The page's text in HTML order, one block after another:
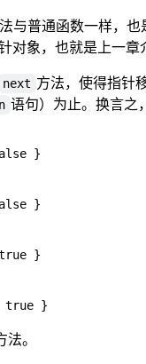
与普通函数一样，
对象，也就是上一
next 方法，使得指针
语句）为止。换言之
}
}
}
法。